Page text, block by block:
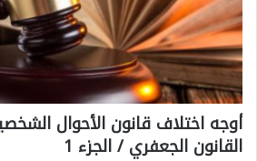
أوجه اختلاف قانون الأحوال
القانون الجعفري / الجزء 1